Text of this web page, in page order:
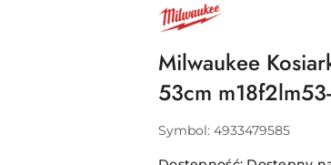
NAZWA
PRODUCENTA:
MILWAUKEE
Milwaukee
53cm
Symbol: 4933479585